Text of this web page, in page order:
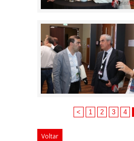
< 1 2 3 4
Voltar